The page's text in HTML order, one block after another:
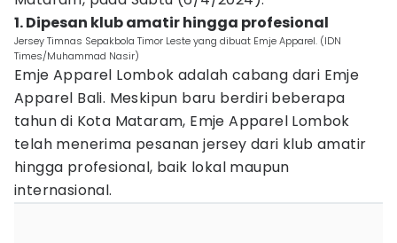
1. Dipesan klub amatir hingga profesional
Jersey Timnas Sepakbola Timor Leste yang dibuat Emje Apparel. (IDN
Times/Muhammad Nasir)
Emje Apparel Lombok adalah cabang dari Emje
Apparel Bali. Meskipun baru berdiri beberapa
tahun di Kota Mataram, Emje Apparel Lombok
telah menerima pesanan jersey dari klub amatir
hingga profesional, baik lokal maupun
internasional.